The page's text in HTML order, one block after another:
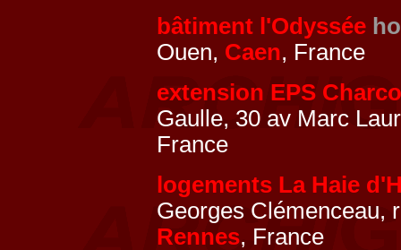
bâtiment l'Odyssée
Ouen, Caen, France
extension EPS
Gaulle, 30 av Marc
France
logements La Haie
Georges Clémenceau,
Rennes, France